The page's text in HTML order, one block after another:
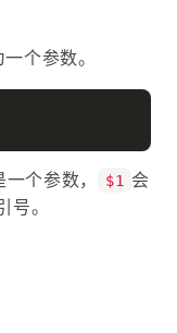
个参数。
一个参数， $1
会
。